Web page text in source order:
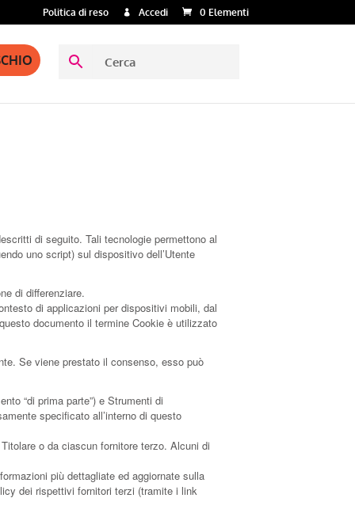
Politica di reso Accedi 0 Elementi
di seguito. Tali tecnologie permettono al
uno script) sul dispositivo dell’Utente
di differenziare.
di applicazioni per dispositivi mobili, dal
documento il termine Cookie è utilizzato
Se viene prestato il consenso, esso può
“di prima parte”) e Strumenti di
specificato all’interno di questo
o da ciascun fornitore terzo. Alcuni di
più dettagliate ed aggiornate sulla
dei rispettivi fornitori terzi (tramite i link